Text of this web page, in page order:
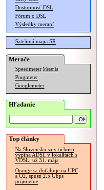
Dostupnosť DSL
Fórum o DSL
Výsledky meraní
Satelitná mapa SR
Merače
Speedmeter Merania
Pingmeter
Googlemeter
Hľadanie
Top články
Na Slovensku sa v tichosti
vypína ADSL v lokalitách s
VDSL, už 31. mája
Orange sa doťahuje na UPC
a O2, spustí 2.5 Gbps
pripojenie